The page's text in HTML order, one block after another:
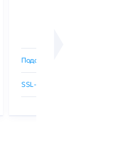
Подобрать SSL-сертификат
SSL-сертификаты GlobalSign